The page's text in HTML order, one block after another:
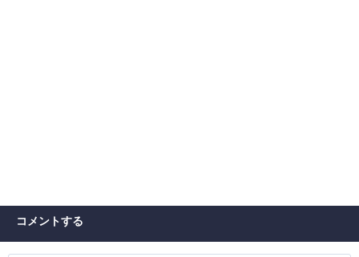
コメントする